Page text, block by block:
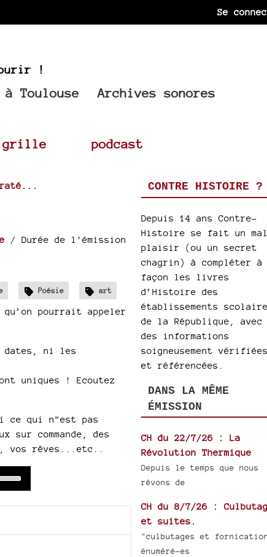
Se
!
à Toulouse Archives sonores
grille podcast
raté...
/ Durée de l'émission
Poésie art
pourrait appeler
dates, ni les
uniques ! Ecoutez
ce qui n"est pas
commande, des
vos rêves...etc..
CONTRE HISTOIRE ?
Depuis 14 ans Contre-
Histoire se fait un
plaisir (ou un secret
chagrin) à compléter à
façon les livres
d’Histoire des
établissements
de la République, avec
des informations
soigneusement vérifiées
et référencées.
DANS LA MÊME
ÉMISSION
CH du 22/7/26 : La
Révolution Thermique
Depuis le temps que nous
rêvons de
CH du 8/7/26 :
et suites.
"culbutages et
énuméré-es